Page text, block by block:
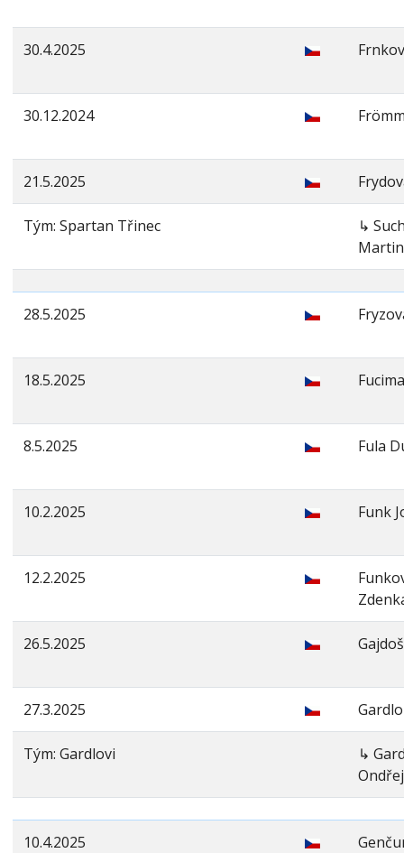
30.4.2025
30.12.2024
21.5.2025
Tým: Spartan Třinec
↳
Martin
28.5.2025
18.5.2025
8.5.2025 Fula
10.2.2025 Funk
12.2.2025
26.5.2025
27.3.2025
Tým: Gardlovi
↳
Ondřej
10.4.2025